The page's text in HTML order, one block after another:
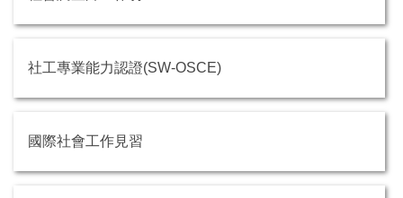
社工專業能力認證(SW-OSCE)
國際社會工作見習